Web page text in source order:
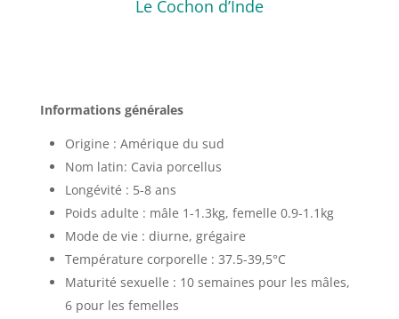
Le Cochon d’Inde
Informations générales
Origine : Amérique du sud
Nom latin: Cavia porcellus
Longévité : 5-8 ans
Poids adulte : mâle 1-1.3kg, femelle 0.9-1.1kg
Mode de vie : diurne, grégaire
Température corporelle : 37.5-39,5°C
Maturité sexuelle : 10 semaines pour les mâles,
6 pour les femelles